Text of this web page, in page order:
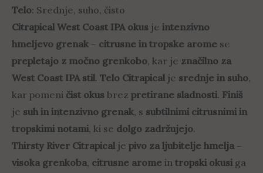
Telo: Srednje, suho, čisto
Citrapical West Coast IPA okus je intenzivno
hmeljevo grenak – citrusne in tropske arome se
prepletajo z močno grenkobo, kar je značilno za
West Coast IPA stil. Telo Citrapical je srednje in suho,
kar pomeni čist okus brez pretirane sladnosti. Finiš
je suh in intenzivno grenak, s subtilnimi citrusnimi in
tropskimi notami, ki se dolgo zadržujejo.
Thirsty River Citrapical je pivo za ljubitelje hmelja–
visoka grenkoba, citrusne arome in tropski okusiga